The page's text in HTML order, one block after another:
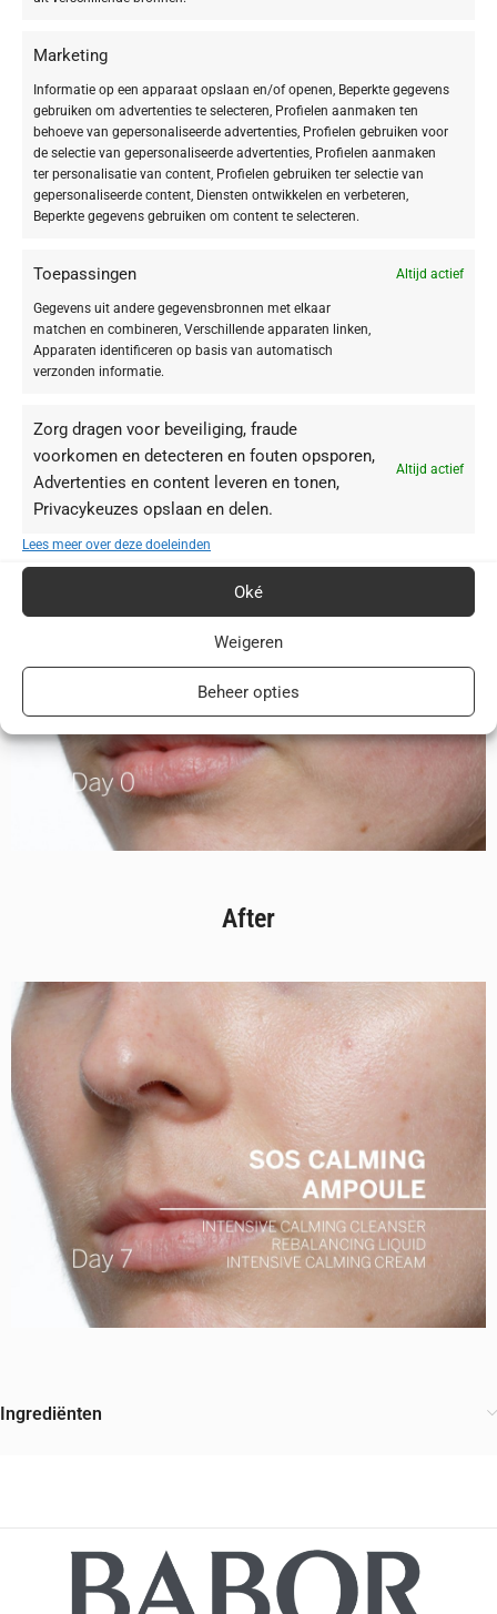
Marketing
Informatie op een apparaat opslaan en/of openen, Beperkte gegevens
gebruiken om advertenties te selecteren, Profielen aanmaken ten
behoeve van gepersonaliseerde advertenties, Profielen gebruiken voor
de selectie van gepersonaliseerde advertenties, Profielen aanmaken
ter personalisatie van content, Profielen gebruiken ter selectie van
gepersonaliseerde content, Diensten ontwikkelen en verbeteren,
Beperkte gegevens gebruiken om content te selecteren.
Toepassingen Altijd actief
Gegevens uit andere gegevensbronnen met elkaar
matchen en combineren, Verschillende apparaten linken,
Apparaten identificeren op basis van automatisch
verzonden informatie.
Zorg dragen voor beveiliging, fraude
voorkomen en detecteren en fouten opsporen,
Advertenties en content leveren en tonen,
Privacykeuzes opslaan en delen.
Altijd actief
Lees meer over deze doeleinden
Oké
Weigeren
Beheer opties
Dankzij de werkstoffen van de SOS Calming Ampoule
Concentrates ziet de gestreste, gevoelige huid er direct meer
ontspannen en gelijkmatig uit.
Toepassing
Na de reiniging metBABOR CLEANSING-producten. Ampul schudden en
achteren bij de onderste, gekleurde ring openbreken. Concentraat in de
handpalm doen en dan op gezicht, hals en decolleté verdelen. Zachtjes in
je huid kloppen. Vervolgens de verzorgingscrème aanbrengen.
Before
After
Ingrediënten